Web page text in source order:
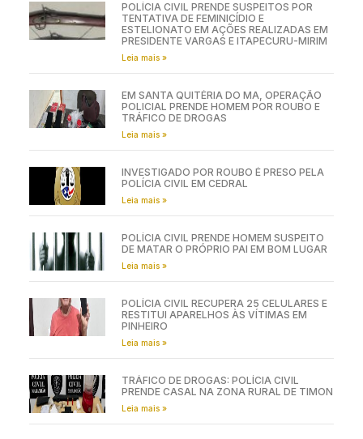
POLÍCIA CIVIL PRENDE SUSPEITOS POR
TENTATIVA DE FEMINICÍDIO E
ESTELIONATO EM AÇÕES REALIZADAS EM
PRESIDENTE VARGAS E ITAPECURU-MIRIM
Leia mais »
EM SANTA QUITÉRIA DO MA, OPERAÇÃO
POLICIAL PRENDE HOMEM POR ROUBO E
TRÁFICO DE DROGAS
Leia mais »
INVESTIGADO POR ROUBO É PRESO PELA
POLÍCIA CIVIL EM CEDRAL
Leia mais »
POLÍCIA CIVIL PRENDE HOMEM SUSPEITO
DE MATAR O PRÓPRIO PAI EM BOM LUGAR
Leia mais »
POLÍCIA CIVIL RECUPERA 25 CELULARES E
RESTITUI APARELHOS ÀS VÍTIMAS EM
PINHEIRO
Leia mais »
TRÁFICO DE DROGAS: POLÍCIA CIVIL
PRENDE CASAL NA ZONA RURAL DE TIMON
Leia mais »